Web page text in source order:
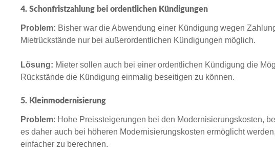
4. Schonfristzahlung bei ordentlichen Kündigungen
Problem: Bisher war die Abwendung einer Kündigung wegen
Mietrückstände nur bei außerordentlichen Kündigungen möglich.
Lösung: Mieter sollen auch bei einer ordentlichen Kündigung die
Rückstände die Kündigung einmalig beseitigen zu können.
5. Kleinmodernisierung
Problem: Hohe Preissteigerungen bei den Modernisierungskosten,
es daher auch bei höheren Modernisierungskosten ermöglicht
einfacher zu berechnen.